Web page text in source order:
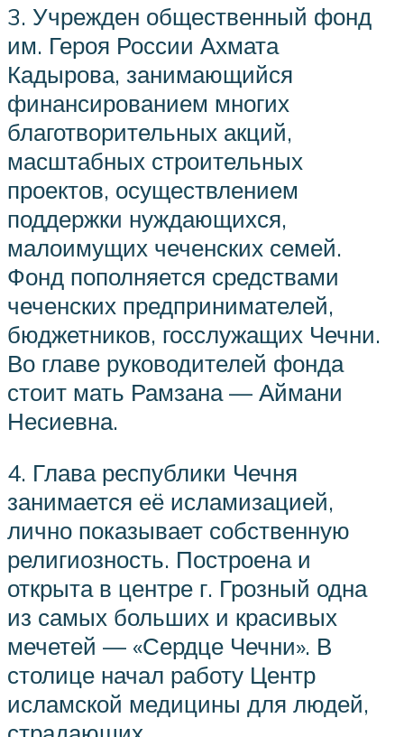
3. Учрежден общественный фонд
им. Героя России Ахмата
Кадырова, занимающийся
финансированием многих
благотворительных акций,
масштабных строительных
проектов, осуществлением
поддержки нуждающихся,
малоимущих чеченских семей.
Фонд пополняется средствами
чеченских предпринимателей,
бюджетников, госслужащих Чечни.
Во главе руководителей фонда
стоит мать Рамзана — Аймани
Несиевна.
4. Глава республики Чечня
занимается её исламизацией,
лично показывает собственную
религиозность. Построена и
открыта в центре г. Грозный одна
из самых больших и красивых
мечетей — «Сердце Чечни». В
столице начал работу Центр
исламской медицины для людей,